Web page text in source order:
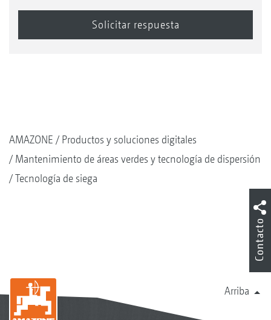
AMAZONE
Productos y soluciones digitales
Mantenimiento de áreas verdes y tecnología de dispersión
Tecnología de siega
Arriba
Contacto